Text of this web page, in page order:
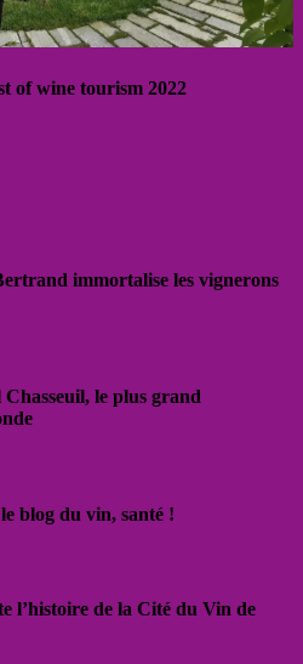
of wine tourism 2022
immortalise les vignerons
le plus grand
blog du vin, santé !
l’histoire de la Cité du Vin de